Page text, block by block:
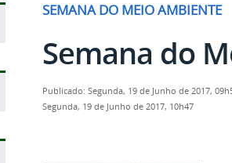
SEMANA DO MEIO AMBIENTE
Semana do
Publicado: Segunda, 19 de Junho de 2017,
Segunda, 19 de Junho de 2017, 10h47